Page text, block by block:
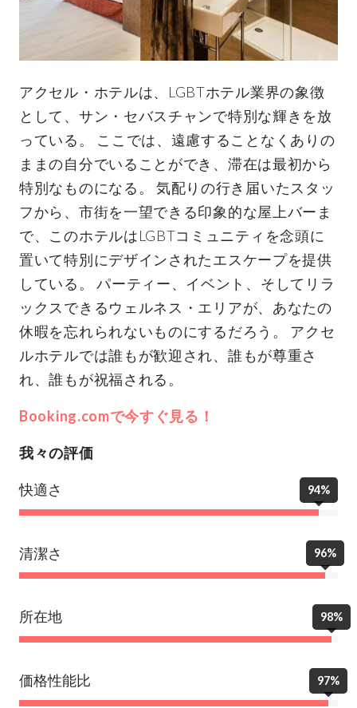
アクセル・ホテルは、LGBTホテル業界の象徴
として、サン・セバスチャンで特別な輝きを放
っている。 ここでは、遠慮することなくありの
ままの自分でいることができ、滞在は最初から
特別なものになる。 気配りの行き届いたスタッ
フから、市街を一望できる印象的な屋上バーま
で、このホテルはLGBTコミュニティを念頭に
置いて特別にデザインされたエスケープを提供
している。 パーティー、イベント、そしてリラ
ックスできるウェルネス・エリアが、あなたの
休暇を忘れられないものにするだろう。 アクセ
ルホテルでは誰もが歓迎され、誰もが尊重さ
れ、誰もが祝福される。
Booking.comで今すぐ見る！
我々の評価
快適さ 94%
清潔さ 96%
所在地 98%
価格性能比 97%